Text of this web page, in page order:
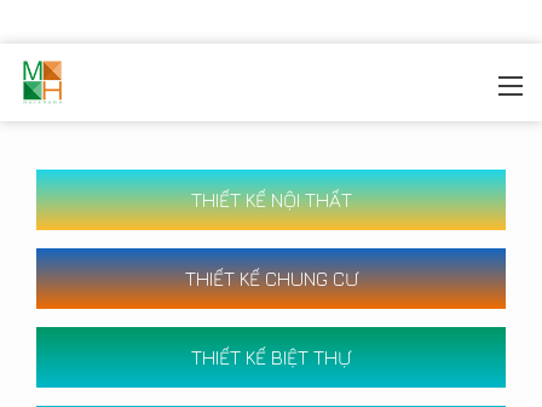
THIẾT KẾ NỘI THẤT
THIẾT KẾ CHUNG CƯ
THIẾT KẾ BIỆT THỰ